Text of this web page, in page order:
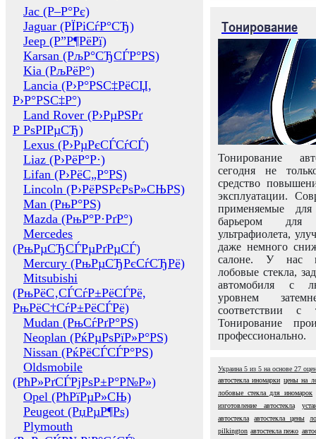
Jac (Р–Р°Рє)
Jaguar (РЇРіСѓР°СЂ)
Jeep (Р”Р¶РёРї)
Karsan (РљР°СЂСЃР°РЅ)
Kia (РљРёР°)
Lancia (Р›Р°РЅС‡РёСЏ,
Р›Р°РЅС‡Р°)
Land Rover (Р›РµРЅРґ
Р РѕРІРµСЂ)
Lexus (Р›РµРєСЃСѓСЃ)
Liaz (Р›РёР°Р·)
Lifan (Р›РёС„Р°РЅ)
Lincoln (Р›РёРЅРєРѕР»СЊРЅ)
Man (РњР°РЅ)
Mazda (РњР°Р·РґР°)
Mercedes
(РњРµСЂСЃРµРґРµСЃ)
Mercury (РњРµСЂРєСѓСЂРё)
Mitsubishi
(РњРёС‚СЃСѓР±РёСЃРё,
РњРёС†СѓР±РёСЃРё)
Mudan (РњСѓРґР°РЅ)
Neoplan (РќРµРѕРїР»Р°РЅ)
Nissan (РќРёСЃСЃР°РЅ)
Oldsmobile
(РћР»РґСЃРјРѕР±Р°Р№Р»)
Opel (РћРїРµР»СЊ)
Peugeot (РџРµР¶Рѕ)
Plymouth
Тонирование
Тонирование
сегодня не
средство
эксплуатации.
применяемые
барьером для
ультрафиолета,
даже немного
салоне. У нас
лобовые стекла,
автомобиля с
уровнем
соответствии с
Тонирование
профессионально.
Украина 5 из 5 на основе 27
автостекла иномарки цены на
лобовые стекла для иномарок
изготовление автостекла
автостекла
автостекла цены
pilkington автостекла пежо